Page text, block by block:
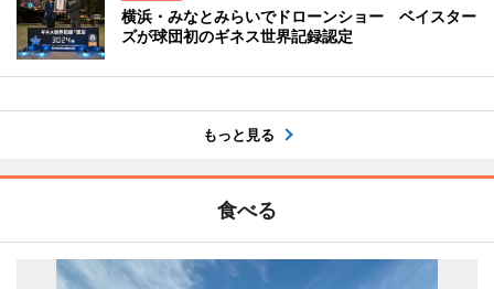
横浜・みなとみらいでドローンショー ベイスター
ズが球団初のギネス世界記録認定
もっと見る
食べる